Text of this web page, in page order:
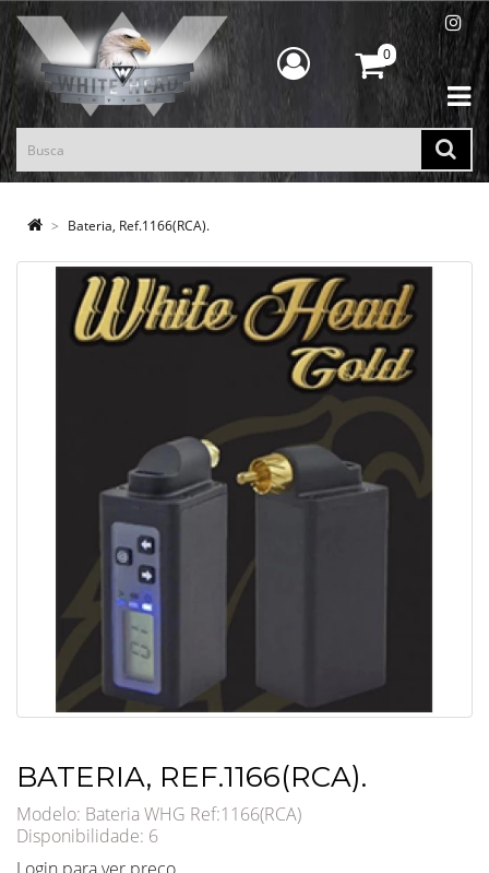
0
Bateria, Ref.1166(RCA).
BATERIA, REF.1166(RCA).
Modelo: Bateria WHG Ref:1166(RCA)
Disponibilidade: 6